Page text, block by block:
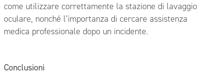
come utilizzare correttamente la stazione di lavaggio
oculare, nonché l’importanza di cercare assistenza
medica professionale dopo un incidente.
Conclusioni